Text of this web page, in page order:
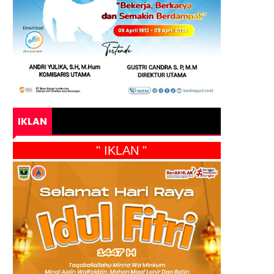
IKLAN
" IKLAN "